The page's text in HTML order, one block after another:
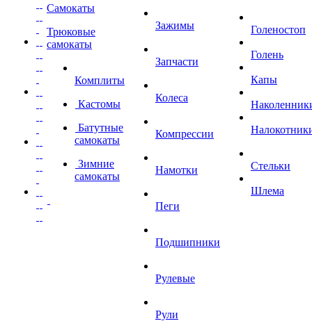
Самокаты
Трюковые
самокаты
Комплиты
Кастомы
Батутные
самокаты
Зимние
самокаты
Зажимы
Запчасти
Колеса
Компрессии
Намотки
Пеги
Подшипники
Рулевые
Рули
Голеностоп
Голень
Капы
Стельки
Шлема